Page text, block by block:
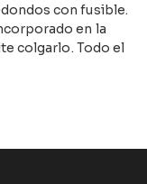
con fusible.
en la
colgarlo. Todo el